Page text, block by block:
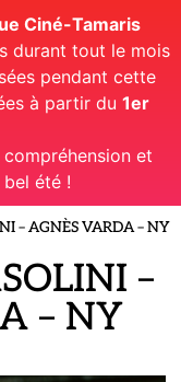
Ciné-Tamaris
durant tout le mois
pendant cette
à partir du 1er
et
été !
– AGNÈS VARDA – NY
–
– NY